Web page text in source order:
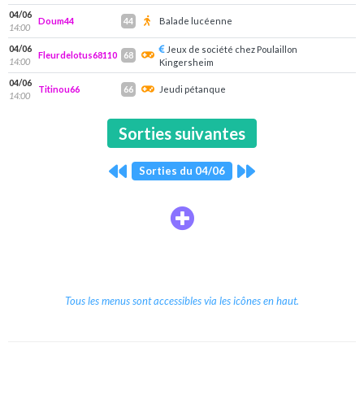
04/06
14:00
Doum44 44 Balade lucéenne
04/06
14:00
Fleurdelotus68110 68
Jeux de société chez Poulaillon
Kingersheim
04/06
14:00
Titinou66 66 Jeudi pétanque
Sorties suivantes
Sorties du 04/06
Tous les menus sont accessibles via les icônes en haut.